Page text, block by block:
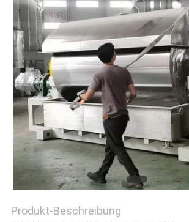
Produkt-Beschreibung